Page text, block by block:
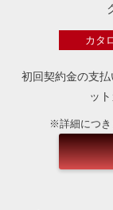
カタ
初回契約金の支払
ッ
※詳細につき